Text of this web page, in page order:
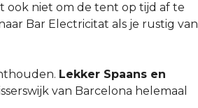
ook niet om de tent op tijd af te
Bar Electricitat als je rustig van
Lekker Spaans en
van Barcelona helemaal